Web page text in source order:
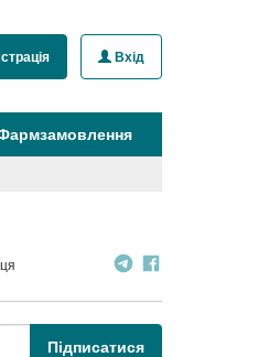
Вхід
Підписатися